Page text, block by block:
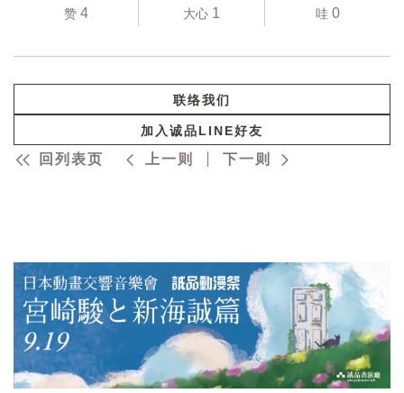
赞 4 大心 1 哇 0
联络我们
加入诚品LINE好友
回列表页 上一则 下一则